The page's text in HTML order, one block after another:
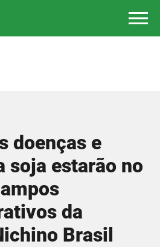
doenças e
soja estarão no
da
Brasil